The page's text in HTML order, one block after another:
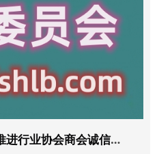
福建省民政厅关于深入推进行业协会商会诚信自律建设的通知